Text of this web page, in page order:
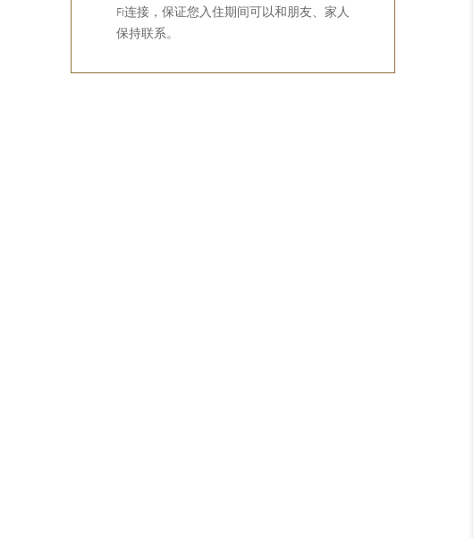
Fi连接，保证您入住期间可以和朋友、家人
保持联系。